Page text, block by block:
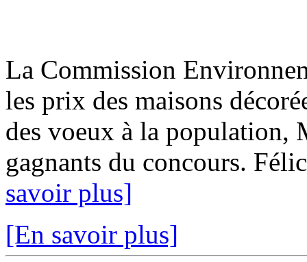
La Commission
les prix des maisons
des voeux à la population,
gagnants du concours.
savoir plus]
[En savoir plus]